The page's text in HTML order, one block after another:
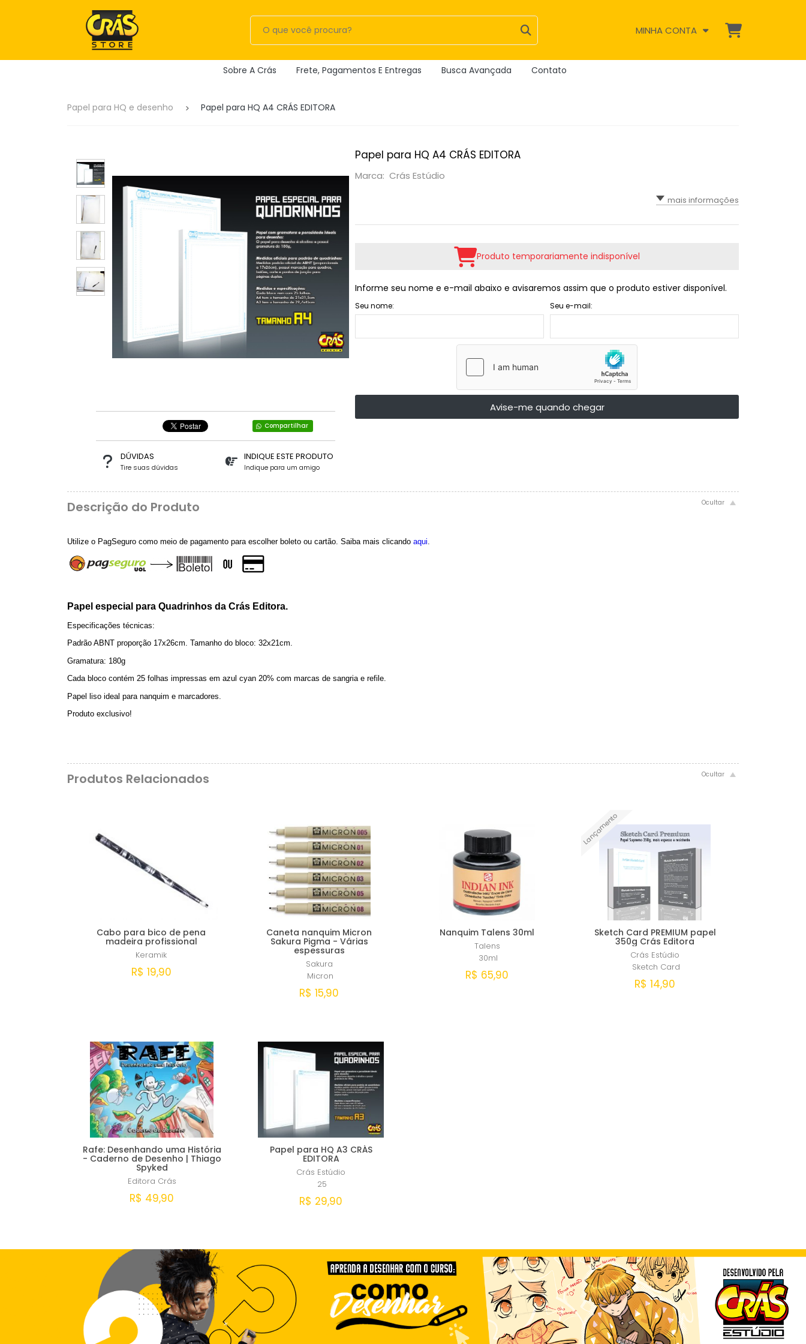
MINHA CONTA
Sobre A Crás Frete, Pagamentos E Entregas Busca Avançada Contato
Papel para HQ e desenho Papel para HQ A4 CRÁS EDITORA
Compartilhar
DÚVIDAS
Tire suas dúvidas
INDIQUE ESTE PRODUTO
Indique para um amigo
Papel para HQ A4 CRÁS EDITORA
Marca: Crás Estúdio
mais informações
Produto temporariamente indisponível
Informe seu nome e e-mail abaixo e avisaremos assim que o produto estiver disponível.
Seu nome: Seu e-mail:
Avise-me quando chegar
Descrição do Produto
Utilize o PagSeguro como meio de pagamento para escolher boleto ou cartão. Saiba mais clicando aqui
Papel especial para Quadrinhos da Crás Editora.
Especificações técnicas:
Padrão ABNT proporção 17x26cm. Tamanho do bloco: 32x21cm.
Gramatura: 180g
Cada bloco contém 25 folhas impressas em azul cyan 20% com marcas de sangria e refile.
Papel liso ideal para nanquim e marcadores.
Produto exclusivo!
Produtos Relacionados
Cabo para bico de pena
madeira profissional
Keramik
R$ 19,90
Caneta nanquim Micron
Sakura Pigma - Várias
espessuras
Sakura
Micron
R$ 15,90
Nanquim Talens 30ml
Talens
30ml
R$ 65,90
Lançamento
Sketch Card PREMIUM papel
350g Crás Editora
Crás Estúdio
Sketch Card
R$ 14,90
Rafe: Desenhando uma História
- Caderno de Desenho | Thiago
Spyked
Editora Crás
R$ 49,90
Papel para HQ A3 CRÁS
EDITORA
Crás Estúdio
25
R$ 29,90